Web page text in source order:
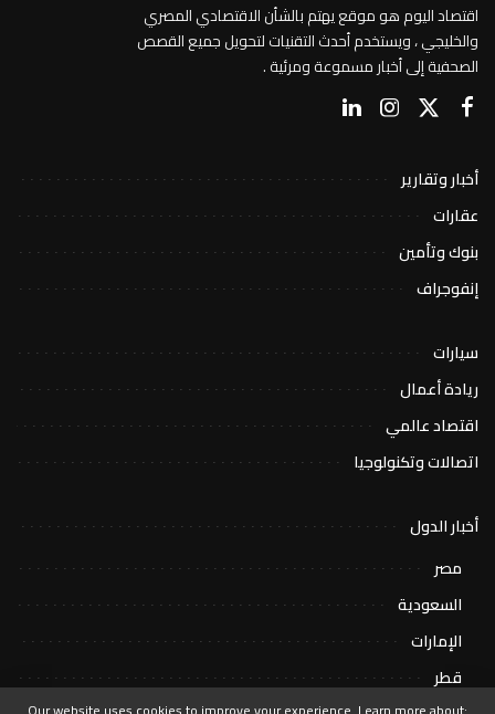
اقتصاد اليوم هو موقع يهتم بالشأن الاقتصادي المصري
والخليجي ، ويستخدم أحدث التقنيات لتحويل جميع القصص
الصحفية إلى أخبار مسموعة ومرئية .
أخبار وتقارير
عقارات
بنوك وتأمين
إنفوجراف
سيارات
ريادة أعمال
اقتصاد عالمي
اتصالات وتكنولوجيا
أخبار الدول
مصر
السعودية
الإمارات
قطر